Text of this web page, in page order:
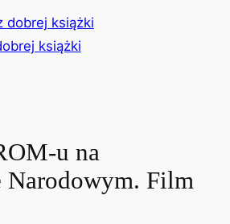
książki
u na
Narodowym. Film